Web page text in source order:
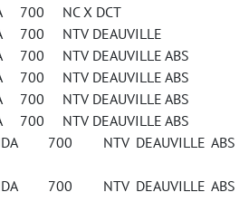
700 NC X DCT
700 NTV DEAUVILLE
700 NTV DEAUVILLE ABS
700 NTV DEAUVILLE ABS
700 NTV DEAUVILLE ABS
700 NTV DEAUVILLE ABS
700 NTV DEAUVILLE ABS
700 NTV DEAUVILLE ABS